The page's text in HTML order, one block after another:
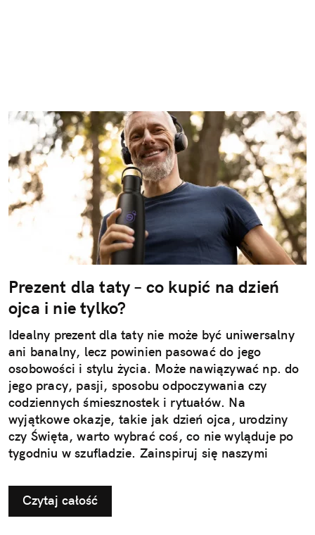
Prezent dla taty – co kupić na dzień
ojca i nie tylko?
Idealny prezent dla taty nie może być uniwersalny
ani banalny, lecz powinien pasować do jego
osobowości i stylu życia. Może nawiązywać np. do
jego pracy, pasji, sposobu odpoczywania czy
codziennych śmiesznostek i rytuałów. Na
wyjątkowe okazje, takie jak dzień ojca, urodziny
czy Święta, warto wybrać coś, co nie wyląduje po
tygodniu w szufladzie. Zainspiruj się naszymi
taty.
Czytaj całość